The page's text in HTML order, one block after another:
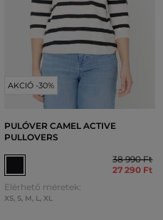
AKCIÓ -30%
PULÓVER CAMEL ACTIVE
PULLOVERS
38 990 Ft
27 290 Ft
Elérhető méretek:
XS, S, M, L, XL